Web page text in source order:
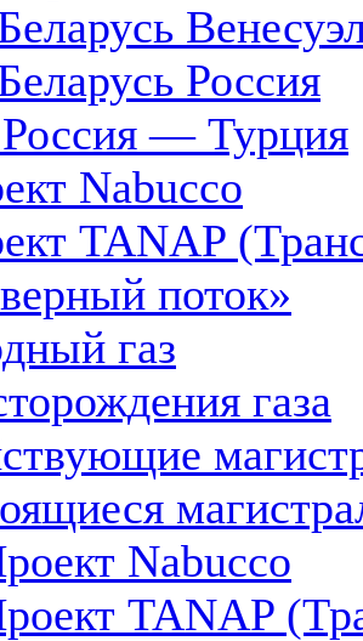
Россия
Россия — Турция
Nabucco
TANAP
поток»
газ
газа
Nabucco
TANAP